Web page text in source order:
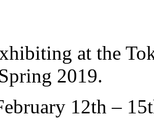
at the
2019.
12th –